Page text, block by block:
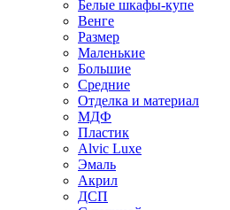
Белые шкафы-купе
Венге
Размер
Маленькие
Большие
Средние
Отделка и материал
МДФ
Пластик
Alvic Luxe
Эмаль
Акрил
ДСП